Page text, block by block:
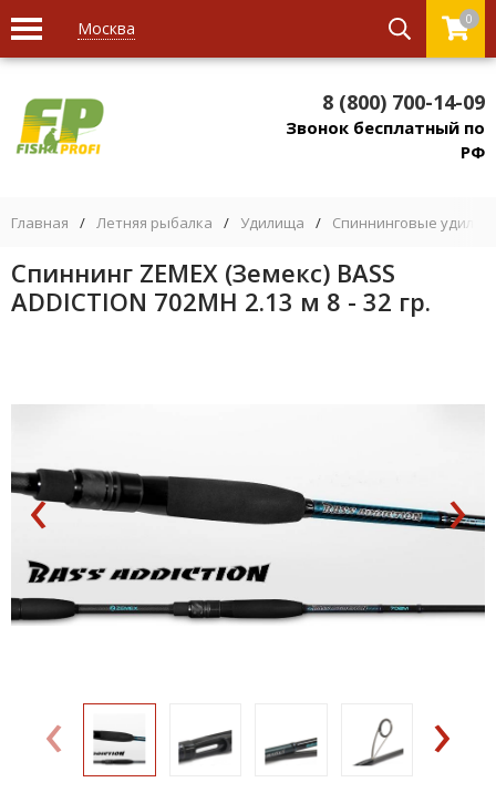
Москва 0
8 (800) 700-14-09
Звонок бесплатный по
РФ
Главная / Летняя рыбалка / Удилища / Спиннинговые
Спиннинг ZEMEX (Земекс) BASS
ADDICTION 702MH 2.13 м 8 - 32 гр.
‹ ›
‹ ›